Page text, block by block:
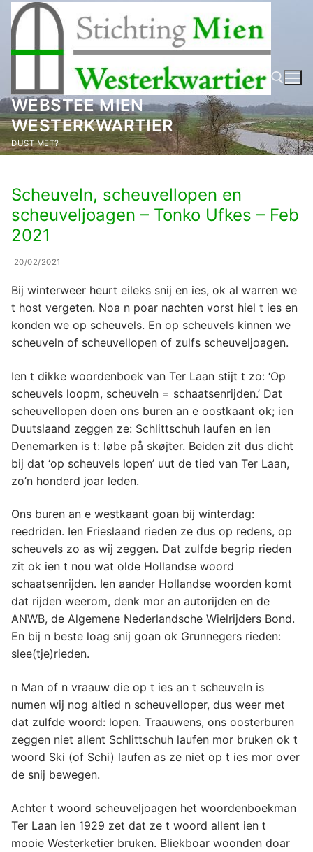
naar
inhoud
WEBSTEE MIEN
WESTERKWARTIER
DUST MET? Zoeken naar:
Scheuveln, scheuvellopen en
scheuveljoagen – Tonko Ufkes – Feb
2021
20/02/2021
Bij winterweer heurt eileks snij en ies, ok al warren we
t host vergeten. Noa n poar nachten vorst hiel t ies en
konden we op scheuvels. En op scheuvels kinnen we
scheuveln of scheuvellopen of zulfs scheuveljoagen.
Ien t dikke woordenboek van Ter Laan stijt t zo: ‘Op
scheuvels loopm, scheuveln = schaatsenrijden.’ Dat
scheuvellopen doen ons buren an e oostkaant ok; ien
Duutslaand zeggen ze: Schlittschuh laufen en ien
Denemarken is t: løbe på skøjter. Beiden zit dus dicht
bij dat ‘op scheuvels lopen’ uut de tied van Ter Laan,
zo’n honderd joar leden.
Ons buren an e westkaant goan bij winterdag:
reedriden. Ien Frieslaand rieden ze dus op redens, op
scheuvels zo as wij zeggen. Dat zulfde begrip rieden
zit ok ien t nou wat olde Hollandse woord
schaatsenrijden. Ien aander Hollandse woorden komt
dat rijden weerom, denk mor an autorijden en de
ANWB, de Algemene Nederlandsche Wielrijders Bond.
En bij n beste loag snij goan ok Grunnegers rieden:
slee(tje)rieden.
n Man of n vraauw die op t ies an t scheuveln is
numen wij nog altied n scheuvelloper, dus weer met
dat zulfde woord: lopen. Traauwens, ons oosterburen
zeggen niet allent Schlittschuh laufen mor bruken ok t
woord Ski (of Schi) laufen as ze niet op t ies mor over
de snij bewegen.
Achter t woord scheuveljoagen het woordenboekman
Ter Laan ien 1929 zet dat ze t woord allent ien t
mooie Westerketier bruken. Bliekboar woonden doar